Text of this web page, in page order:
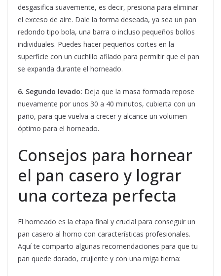
desgasifica suavemente, es decir, presiona para eliminar
el exceso de aire. Dale la forma deseada, ya sea un pan
redondo tipo bola, una barra o incluso pequeños bollos
individuales. Puedes hacer pequeños cortes en la
superficie con un cuchillo afilado para permitir que el pan
se expanda durante el horneado.
6. Segundo levado: Deja que la masa formada repose
nuevamente por unos 30 a 40 minutos, cubierta con un
paño, para que vuelva a crecer y alcance un volumen
óptimo para el horneado.
Consejos para hornear
el pan casero y lograr
una corteza perfecta
El horneado es la etapa final y crucial para conseguir un
pan casero al horno con características profesionales.
Aquí te comparto algunas recomendaciones para que tu
pan quede dorado, crujiente y con una miga tierna: